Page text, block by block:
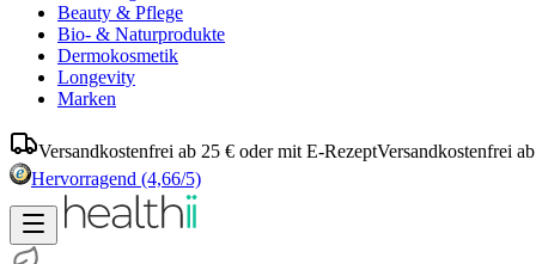
Beauty & Pflege
Bio- & Naturprodukte
Dermokosmetik
Longevity
Marken
Versandkostenfrei ab 25 € oder mit E-RezeptVersandkostenfrei
Hervorragend (4,66/5)